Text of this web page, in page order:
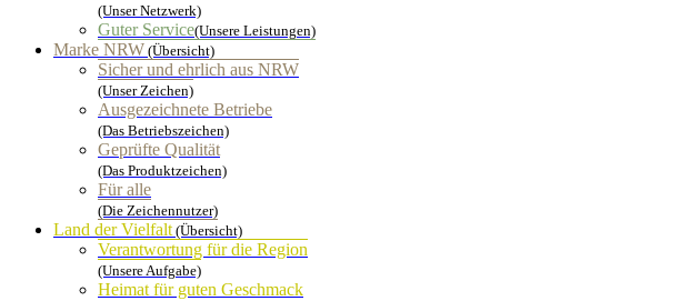
(Unser Netzwerk)
Guter Service(Unsere Leistungen)
Marke NRW (Übersicht)
Sicher und ehrlich aus NRW
(Unser Zeichen)
Ausgezeichnete Betriebe
(Das Betriebszeichen)
Geprüfte Qualität
(Das Produktzeichen)
Für alle
(Die Zeichennutzer)
Land der Vielfalt(Übersicht)
Verantwortung für die Region
(Unsere Aufgabe)
Heimat für guten Geschmack